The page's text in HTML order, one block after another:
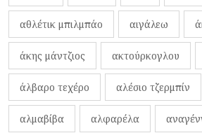
αθλέτικ μπιλμπάο αιγάλεω
άκης μάντζιος ακτούρκογλου
άλβαρο τεχέρο αλέσιο τζερμπίν
αλμαβίβα αλφαρέλα